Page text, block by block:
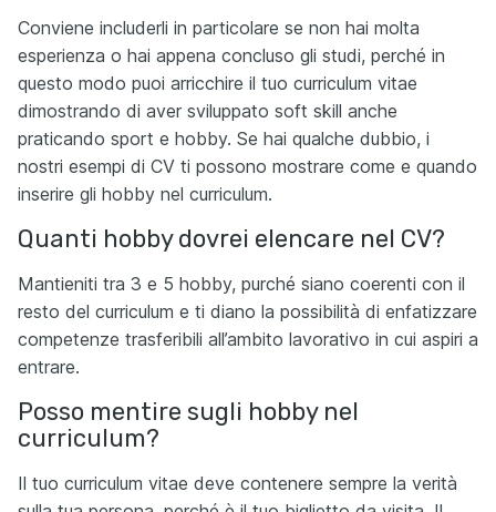
Conviene includerli in particolare se non hai molta
esperienza o hai appena concluso gli studi, perché in
questo modo puoi arricchire il tuo curriculum vitae
dimostrando di aver sviluppato soft skill anche
praticando sport e hobby. Se hai qualche dubbio, i
nostri esempi di CV ti possono mostrare come e quando
inserire gli hobby nel curriculum.
Quanti hobby dovrei elencare nel CV?
Mantieniti tra 3 e 5 hobby, purché siano coerenti con il
resto del curriculum e ti diano la possibilità di enfatizzare
competenze trasferibili all’ambito lavorativo in cui aspiri a
entrare.
Posso mentire sugli hobby nel
curriculum?
Il tuo curriculum vitae deve contenere sempre la verità